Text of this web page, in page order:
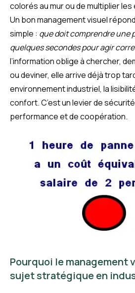
colorés au mur ou de multiplier les
Un bon management visuel
simple : que doit comprendre une
quelques secondes pour agir
l’information oblige à chercher,
ou deviner, elle arrive déjà trop
environnement industriel, la
confort. C’est un levier de
performance et de coopération.
Pourquoi le management
sujet stratégique en